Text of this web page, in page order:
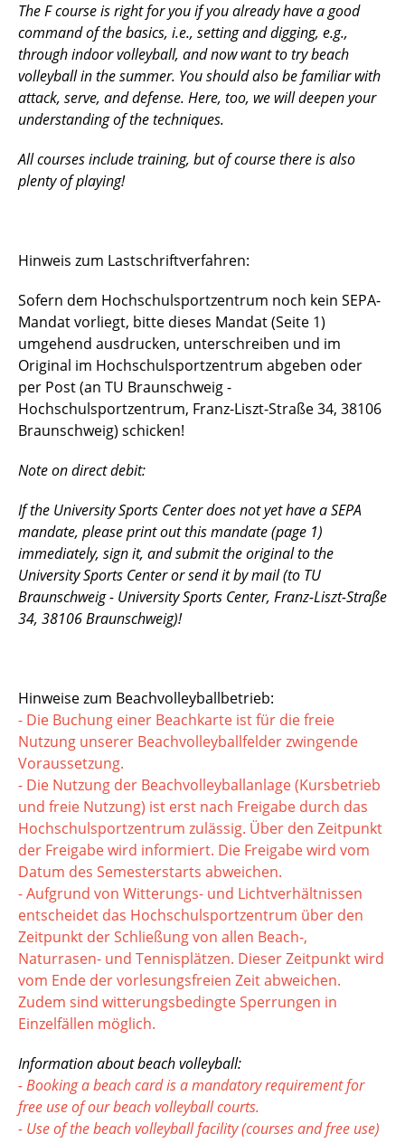
The F course is right for you if you already have a good
command of the basics, i.e., setting and digging, e.g.,
through indoor volleyball, and now want to try beach
volleyball in the summer. You should also be familiar with
attack, serve, and defense. Here, too, we will deepen your
understanding of the techniques.
All courses include training, but of course there is also
plenty of playing!
Hinweis zum Lastschriftverfahren:
Sofern dem Hochschulsportzentrum noch kein SEPA-
Mandat vorliegt, bitte dieses Mandat (Seite 1)
umgehend ausdrucken, unterschreiben und im
Original im Hochschulsportzentrum abgeben oder
per Post (an TU Braunschweig -
Hochschulsportzentrum, Franz-Liszt-Straße 34, 38106
Braunschweig) schicken!
Note on direct debit:
If the University Sports Center does not yet have a SEPA
mandate, please print out this mandate (page 1)
immediately, sign it, and submit the original to the
University Sports Center or send it by mail (to TU
Braunschweig - University Sports Center, Franz-Liszt-Straße
34, 38106 Braunschweig)!
Hinweise zum Beachvolleyballbetrieb:
- Die Buchung einer Beachkarte ist für die freie
Nutzung unserer Beachvolleyballfelder zwingende
Voraussetzung.
- Die Nutzung der Beachvolleyballanlage (Kursbetrieb
und freie Nutzung) ist erst nach Freigabe durch das
Hochschulsportzentrum zulässig. Über den Zeitpunkt
der Freigabe wird informiert. Die Freigabe wird vom
Datum des Semesterstarts abweichen.
- Aufgrund von Witterungs- und Lichtverhältnissen
entscheidet das Hochschulsportzentrum über den
Zeitpunkt der Schließung von allen Beach-,
Naturrasen- und Tennisplätzen. Dieser Zeitpunkt wird
vom Ende der vorlesungsfreien Zeit abweichen.
Zudem sind witterungsbedingte Sperrungen in
Einzelfällen möglich.
Information about beach volleyball:
- Booking a beach card is a mandatory requirement for
free use of our beach volleyball courts.
- Use of the beach volleyball facility (courses and free use)